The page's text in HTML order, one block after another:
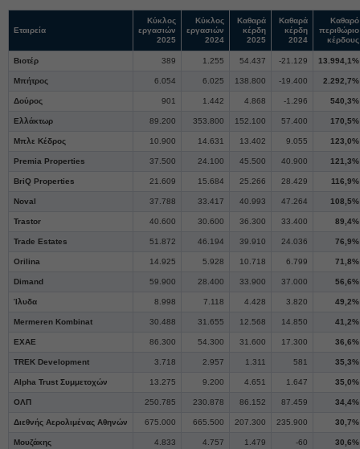
Εταιρεία
Κύκλος
εργασιών
2025
Κύκλος
εργασιών
2024
Καθαρά
κέρδη
2025
Καθαρά
κέρδη
2024
Καθαρό
περιθώριο
κέρδους
Βιοτέρ 389 1.255 54.437 -21.129 13.994,1%
Μπήτρος 6.054 6.025 138.800 -19.400 2.292,7%
Δούρος 901 1.442 4.868 -1.296 540,3%
Ελλάκτωρ 89.200 353.800 152.100 57.400 170,5%
Μπλε Κέδρος 10.900 14.631 13.402 9.055 123,0%
Premia Properties 37.500 24.100 45.500 40.900 121,3%
BriQ Properties 21.609 15.684 25.266 28.429 116,9%
Noval 37.788 33.417 40.993 47.264 108,5%
Trastor 40.600 30.600 36.300 33.400 89,4%
Trade Estates 51.872 46.194 39.910 24.036 76,9%
Orilina 14.925 5.928 10.718 6.799 71,8%
Dimand 59.900 28.400 33.900 37.000 56,6%
Ίλυδα 8.998 7.118 4.428 3.820 49,2%
Mermeren Kombinat 30.488 31.655 12.568 14.850 41,2%
ΕΧΑΕ 86.300 54.300 31.600 17.300 36,6%
TREK Development 3.718 2.957 1.311 581 35,3%
Alpha Trust Συμμετοχών 13.275 9.200 4.651 1.647 35,0%
ΟΛΠ 250.785 230.878 86.152 87.459 34,4%
Διεθνής Αερολιμένας Αθηνών 675.000 665.500 207.300 235.900 30,7%
Μουζάκης 4.833 4.757 1.479 -60 30,6%